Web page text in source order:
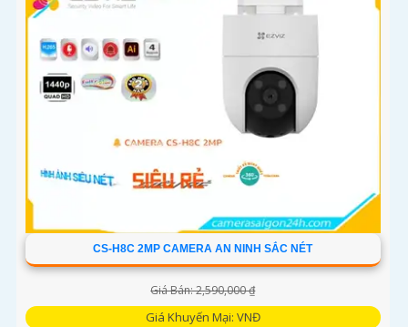
CS-H8C 2MP CAMERA AN NINH SẮC NÉT
Giá Bán: 2,590,000 ₫
Giá Khuyến Mại: VNĐ